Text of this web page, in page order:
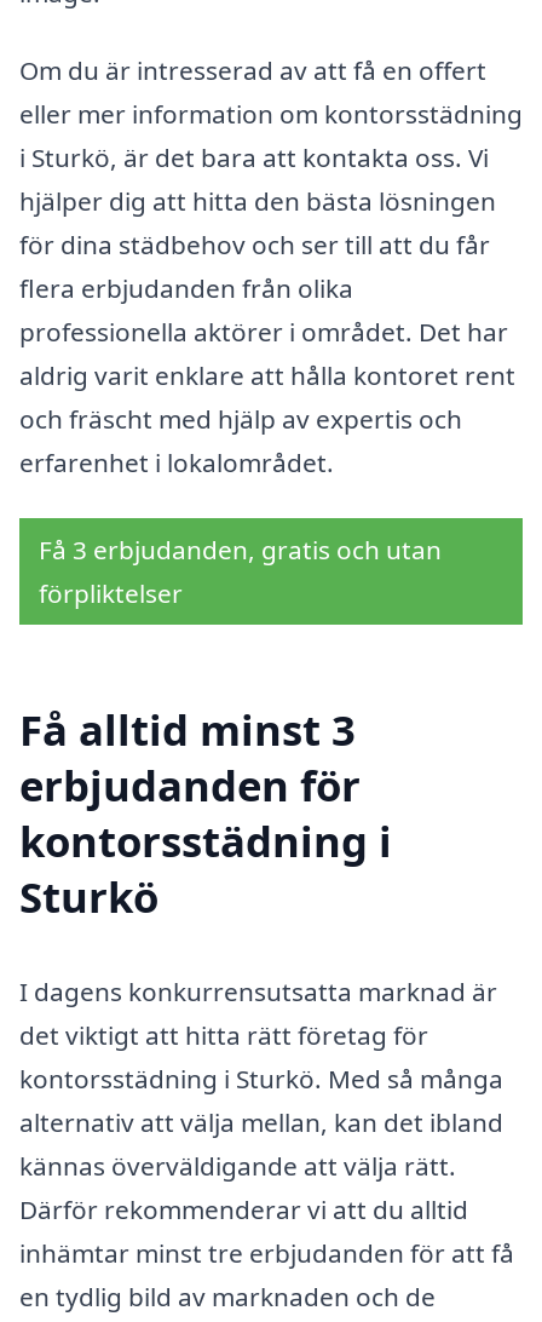
Om du är intresserad av att få en offert
eller mer information om kontorsstädning
i Sturkö, är det bara att kontakta oss. Vi
hjälper dig att hitta den bästa lösningen
för dina städbehov och ser till att du får
flera erbjudanden från olika
professionella aktörer i området. Det har
aldrig varit enklare att hålla kontoret rent
och fräscht med hjälp av expertis och
erfarenhet i lokalområdet.
Få 3 erbjudanden, gratis och utan
förpliktelser
Få alltid minst 3
erbjudanden för
kontorsstädning i
Sturkö
I dagens konkurrensutsatta marknad är
det viktigt att hitta rätt företag för
kontorsstädning i Sturkö. Med så många
alternativ att välja mellan, kan det ibland
kännas överväldigande att välja rätt.
Därför rekommenderar vi att du alltid
inhämtar minst tre erbjudanden för att få
en tydlig bild av marknaden och de